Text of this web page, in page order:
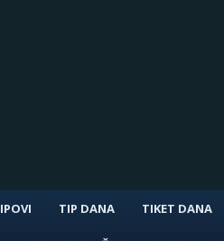
TIP DANA TIKET DANA